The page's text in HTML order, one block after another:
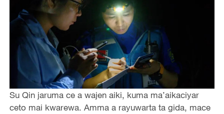
Su Qin jaruma ce a wajen aiki, kuma ma’aikaciyar
ceto mai kwarewa. Amma a rayuwarta ta gida, mace